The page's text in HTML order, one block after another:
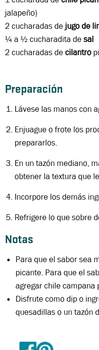
jalapeño)
2 cucharadas de jugo de
¼ a ½ cucharadita desal
2 cucharadas decilantro
Preparación
Lávese las manos con
Enjuague o frote los
prepararlos.
En un tazón mediano,
obtener la textura que
Incorpore los demás
Refrigere lo que sobre
Notas
Para que el sabor sea
picante. Para que el
agregar chile campana
Disfrute como dip o
quesadillas o un tazón